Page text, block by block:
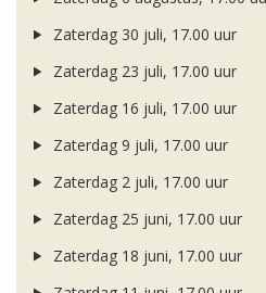
Zaterdag 30 juli, 17.00 uur
Zaterdag 23 juli, 17.00 uur
Zaterdag 16 juli, 17.00 uur
Zaterdag 9 juli, 17.00 uur
Zaterdag 2 juli, 17.00 uur
Zaterdag 25 juni, 17.00 uur
Zaterdag 18 juni, 17.00 uur